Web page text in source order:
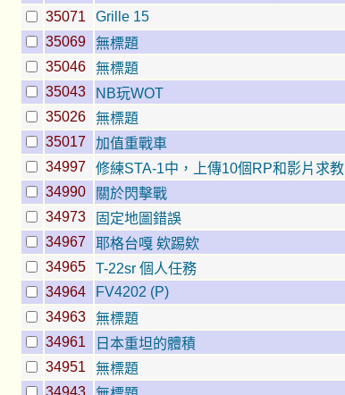
35071
Grille 15
35069
無標題
35046
無標題
35043
NB玩WOT
35026
無標題
35017
加值重戰車
34997
修練STA-1中，上傳10個RP和影片求教
34990
關於閃擊戰
34973
固定地圖錯誤
34967
耶格台嘎 欸踢欸
34965
T-22sr 個人任務
34964
FV4202 (P)
34963
無標題
34961
日本重坦的體積
34951
無標題
34943